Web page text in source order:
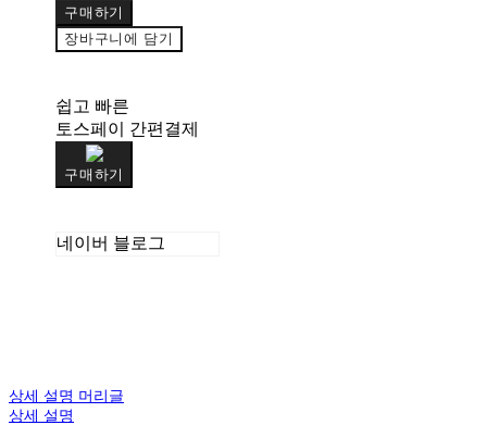
구매하기
장바구니에 담기
쉽고 빠른
토스페이 간편결제
구매하기
네이버 블로그
상세 설명 머리글
상세 설명